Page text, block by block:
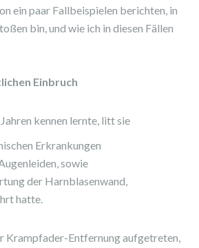
ein paar Fallbeispielen berichten, in
bin, und wie ich in diesen Fällen
Einbruch
kennen lernte, litt sie
Erkrankungen
sowie
der Harnblasenwand,
hatte.
Krampfader-Entfernung aufgetreten,